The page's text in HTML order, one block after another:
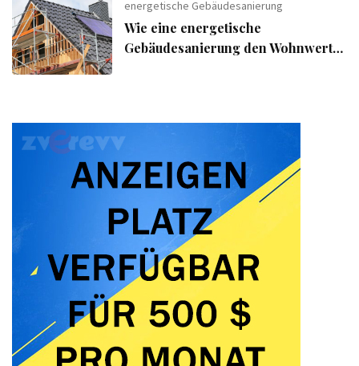
energetische Gebäudesanierung
Wie eine energetische
Gebäudesanierung den Wohnwert